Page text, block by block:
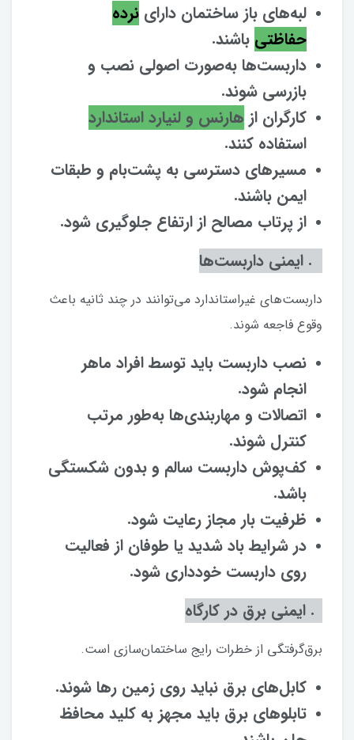
لبه‌های باز ساختمان دارای نرده
حفاظتی باشند.
داربست‌ها به‌صورت اصولی نصب و
بازرسی شوند.
کارگران از هارنس و لنیارد استاندارد
استفاده کنند.
مسیرهای دسترسی به پشت‌بام و طبقات
ایمن باشند.
از پرتاب مصالح از ارتفاع جلوگیری شود.
داربست‌های غیراستاندارد می‌توانند در چند ثانیه باعث
وقوع فاجعه شوند.
نصب داربست باید توسط افراد ماهر
انجام شود.
اتصالات و مهاربندی‌ها به‌طور مرتب
کنترل شوند.
کف‌پوش داربست سالم و بدون شکستگی
باشد.
ظرفیت بار مجاز رعایت شود.
در شرایط باد شدید یا طوفان از فعالیت
روی داربست خودداری شود.
برق‌گرفتگی از خطرات رایج ساختمان‌سازی است.
کابل‌های برق نباید روی زمین رها شوند.
تابلوهای برق باید مجهز به کلید محافظ